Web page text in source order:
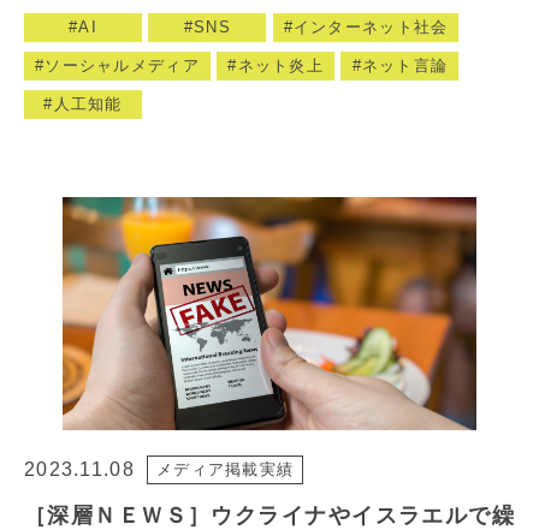
AI SNS インターネット社会
ソーシャルメディア ネット炎上 ネット言論
人工知能
2023.11.08 メディア掲載実績
［深層ＮＥＷＳ］ウクライナやイスラエルで繰